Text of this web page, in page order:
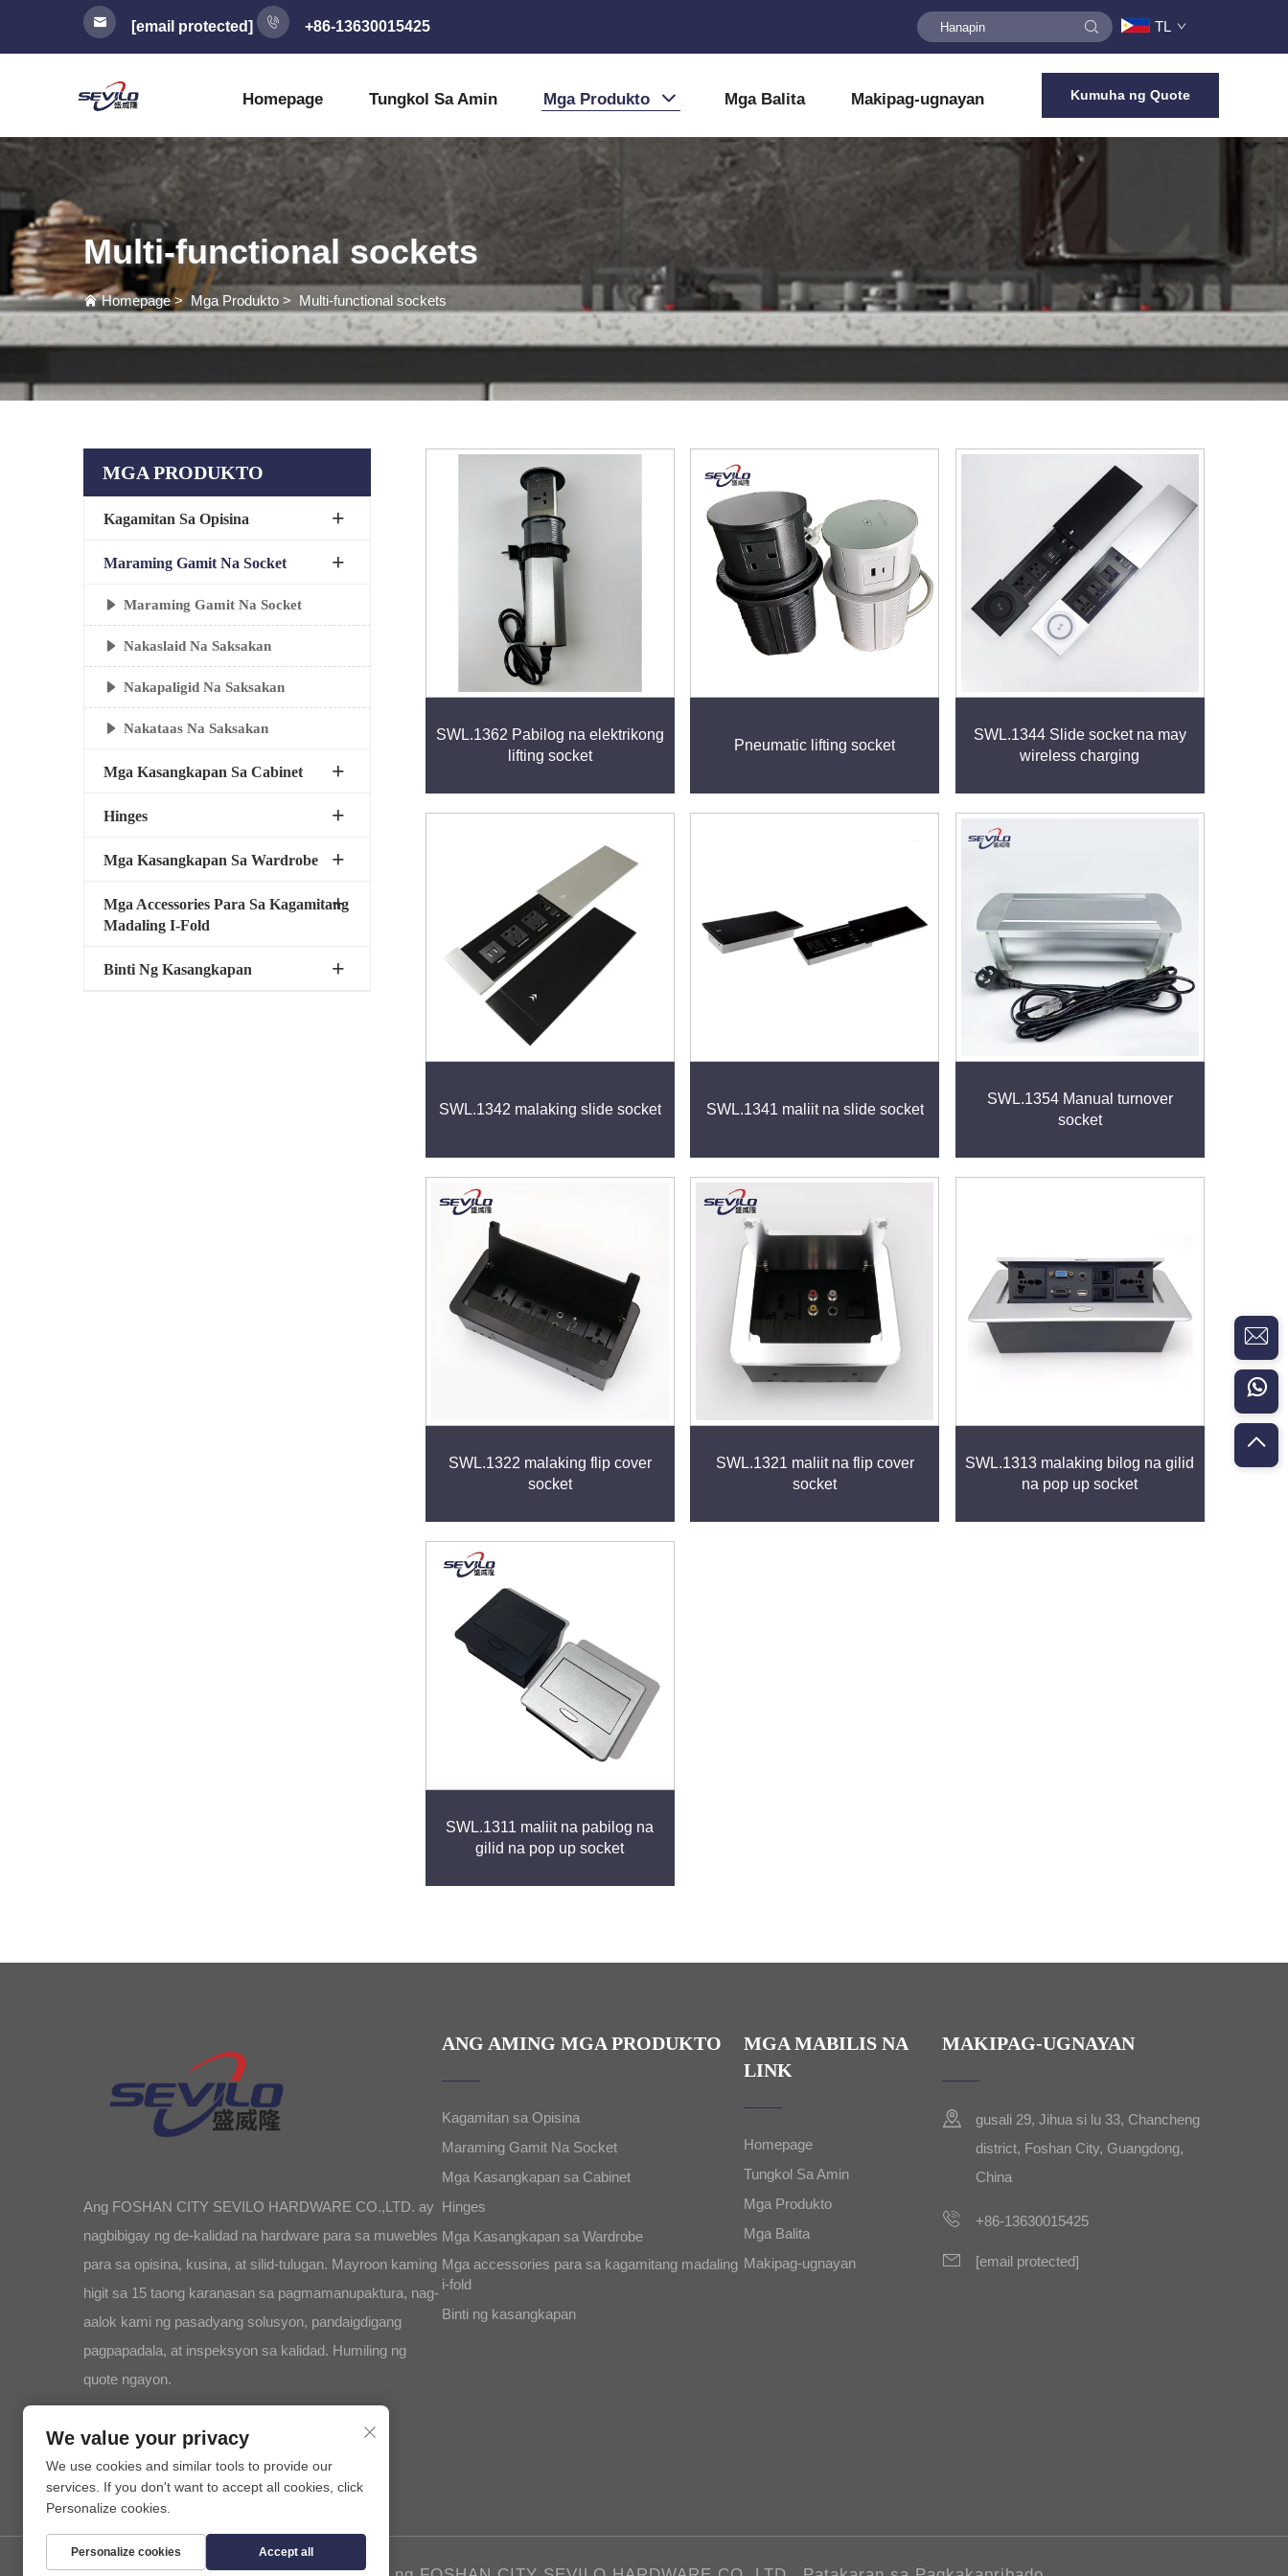
[email protected] +86-13630015425 TL
Homepage Tungkol Sa Amin Mga Produkto Mga Balita Makipag-ugnayan Kumuha ng Quote
Multi-functional sockets
Homepage> Mga Produkto > Multi-functional sockets
MGA PRODUKTO
Kagamitan Sa Opisina
Maraming Gamit Na Socket
Maraming Gamit Na Socket
Nakaslaid Na Saksakan
Nakapaligid Na Saksakan
Nakataas Na Saksakan
Mga Kasangkapan Sa Cabinet
Hinges
Mga Kasangkapan Sa Wardrobe
Mga Accessories Para Sa Kagamitang
Madaling I-Fold
Binti Ng Kasangkapan
SWL.1362 Pabilog na elektrikong
lifting socket
Pneumatic lifting socket
SWL.1344 Slide socket na may
wireless charging
SWL.1342 malaking slide socket SWL.1341 maliit na slide socket
SWL.1354 Manual turnover
socket
SWL.1322 malaking flip cover
socket
SWL.1321 maliit na flip cover
socket
SWL.1313 malaking bilog na gilid
na pop up socket
SWL.1311 maliit na pabilog na
gilid na pop up socket
Ang FOSHAN CITY SEVILO HARDWARE CO.,LTD. ay
nagbibigay ng de-kalidad na hardware para sa muwebles
para sa opisina, kusina, at silid-tulugan. Mayroon kaming
higit sa 15 taong karanasan sa pagmamanupaktura, nag-
aalok kami ng pasadyang solusyon, pandaigdigang
pagpapadala, at inspeksyon sa kalidad. Humiling ng
quote ngayon.
ANG AMING MGA PRODUKTO
Kagamitan sa Opisina
Maraming Gamit Na Socket
Mga Kasangkapan sa Cabinet
Hinges
Mga Kasangkapan sa Wardrobe
Mga accessories para sa kagamitang madaling
i-fold
Binti ng kasangkapan
MGA MABILIS NA
LINK
Homepage
Tungkol Sa Amin
Mga Produkto
Mga Balita
Makipag-ugnayan
MAKIPAG-UGNAYAN
gusali 29, Jihua si lu 33, Chancheng
district, Foshan City, Guangdong,
China
+86-13630015425
[email protected]
We value your privacy
We use cookies and similar tools to provide our
services. If you don't want to accept all cookies, click
Personalize cookies.
Personalize cookies Accept all